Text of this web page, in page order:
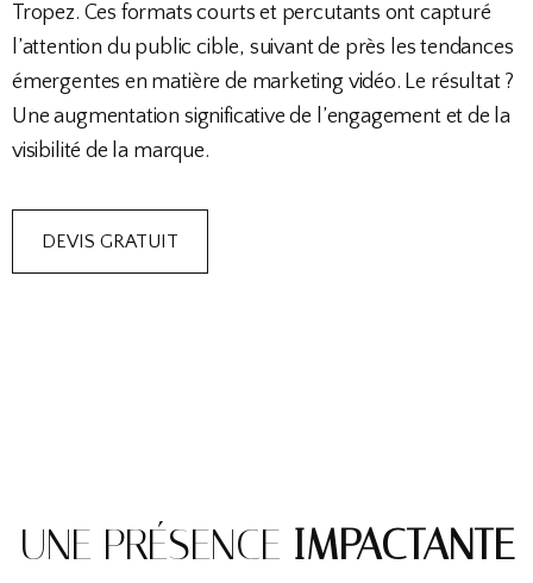
Tropez. Ces formats courts et percutants ont capturé
l’attention du public cible, suivant de près les tendances
émergentes en matière de marketing vidéo. Le résultat ?
Une augmentation significative de l’engagement et de la
visibilité de la marque.
DEVIS GRATUIT
UNE PRÉSENCE IMPACTANTE